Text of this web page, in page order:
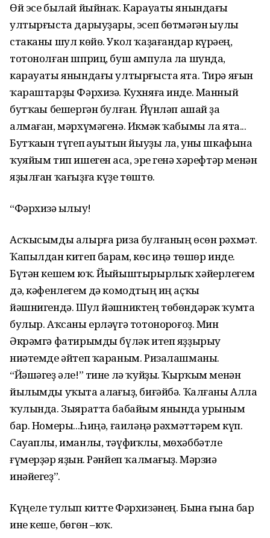
Өй эсе былай йыйнаҡ. Карауаты янындағы
ултырғыста дарыуҙары, эсеп бөтмәгән һыулы
стаканы шул көйө. Укол ҡаҙағандар күрәһең,
тотонолған шприц, буш ампула ла шунда,
карауаты янындағы ултырғыста ята. Тирә яғын
ҡараштарҙы Фәрхизә. Кухняға инде. Манный
бутҡаһы бешергән булған. Йүнләп ашай ҙа
алмаған, мәрхүмәгенә. Икмәк ҡабымы ла ята...
Бутҡаһын түгеп һауытын йыуҙы ла, уны шкафына
ҡуяйым тип ишеген асһа, эре генә хәрефтәр менән
яҙылған ҡағыҙға күҙе төштө.
“Фәрхизә һылыу!
Асҡысымды алырға риза булғаның өсөн рәхмәт.
Ҡапылдан китеп барһам, көс һиңә төшөр инде.
Бүтән кешем юҡ. Йыйыштырырлыҡ хәйерлегем
дә, кәфенлегем дә комодтың иң аҫҡы
йәшнигендә. Шул йәшниктең төбөндәрәк ҡумта
булыр. Аҡсаны ерләүгә тотонорһоғоҙ. Мин
Әкрәмгә фатирымды бүләк итеп яҙҙырыу
ниәтемде әйтеп ҡараным. Ризалашманы.
“Йәшәгеҙ әле!” тине лә ҡуйҙы. Ҡырҡым менән
йылымды уҡыта алһағыҙ, биғәйбә. Ҡалғаны Аллаһ
ҡулында. Зыяратта бабайым янында урыным
бар. Номеры...Һиңә, ғаиләңә рәхмәттәрем күп.
Сауаплы, иманлы, тәүфиҡлы, мөхәббәтле
ғүмерҙәр яҙһын. Рәнйеп ҡалмағыҙ. Мәрзиә
инәйегеҙ”.
Күңеле тулып китте Фәрхизәнең. Бына ғына бар
ине кеше, бөгөн –юҡ.